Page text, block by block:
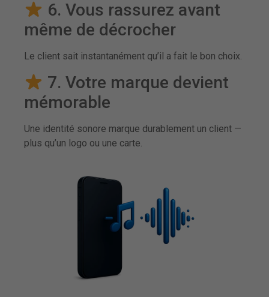
6. Vous rassurez avant
même de décrocher
Le client sait instantanément qu’il a fait le bon choix.
7. Votre marque devient
mémorable
Une identité sonore marque durablement un client —
plus qu’un logo ou une carte.